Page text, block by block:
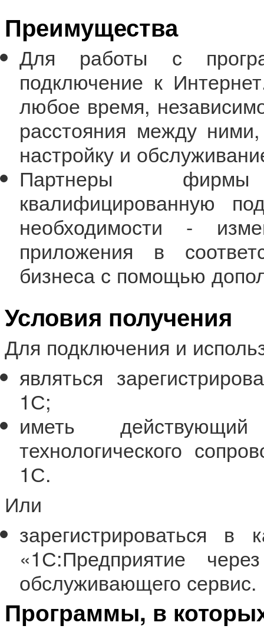
Преимущества
Для работы с
подключение к
любое время,
расстояния между
настройку и
Партнеры
квалифицированную
необходимости -
приложения в
бизнеса с помощью
Условия получения
Для подключения и
являться
1С;
иметь
технологического
1С.
Или
зарегистрироваться в
«1С:Предприятие
обслуживающего сервис.
Программы, в